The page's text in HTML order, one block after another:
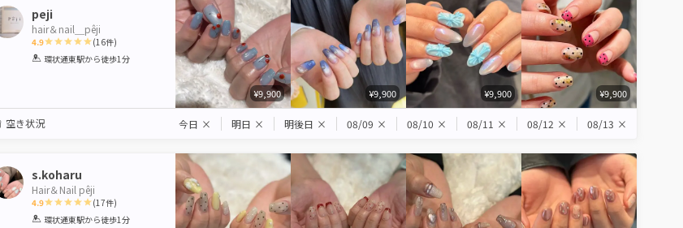
peji
hair＆nail＿pêji
4.9
1 2 3 4 5
(16件)
環状通東駅から徒歩1分
¥9,900 ¥9,900 ¥9,900 ¥9,900
空き状況 今日 × 明日 × 明後日 × 08/09 × 08/10 × 08/11 × 08/12 × 08/13 ×
s.koharu
Hair＆Nail pêji
4.9
1 2 3 4 5
(17件)
環状通東駅から徒歩1分